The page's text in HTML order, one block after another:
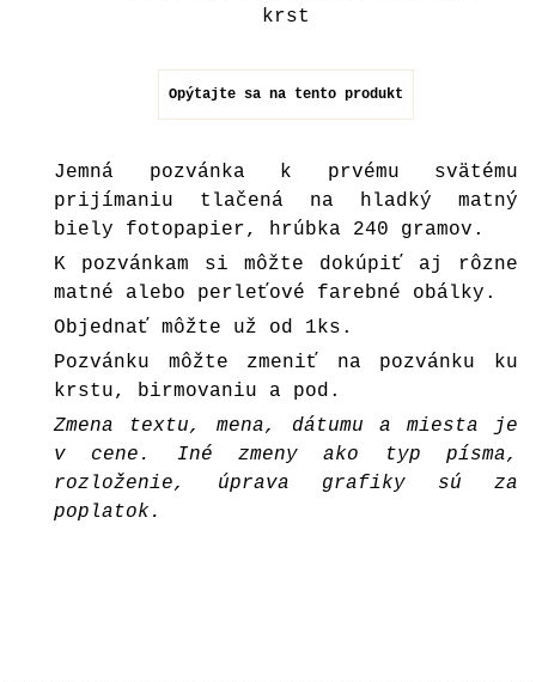
krst
Opýtajte sa na tento produkt
Jemná pozvánka k prvému svätému
prijímaniu
tlačená na hladký matný
biely fotopapier, hrúbka 240 gramov.
K pozvánkam si môžte dokúpiť aj rôzne
matné alebo perleťové farebné obálky .
Objednať môžte už od 1ks.
Pozvánku môžte zmeniť na pozvánku ku
krstu, birmovaniu a pod.
Zmena textu, mena, dátumu a miesta je
v cene. Iné zmeny ako typ písma,
rozloženie, úprava grafiky sú za
poplatok.